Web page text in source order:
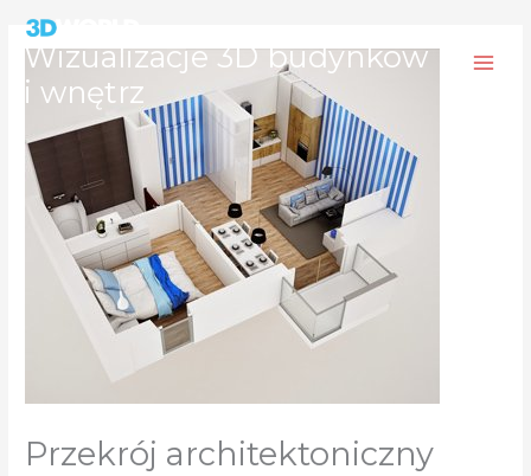
treściWizualizacje 3D budynków
i wnętrz
Przekrój architektoniczny